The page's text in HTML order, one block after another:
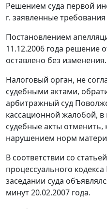
Решением суда первой
г. заявленные
Постановлением
11.12.2006 года решение
оставлено без изменения.
Налоговый орган, не
судебными актами,
арбитражный суд
кассационной жалобой,
судебные акты отменить,
нарушением норм
В соответствии со
процессуального
заседании суда
минут 20.02.2007 года.